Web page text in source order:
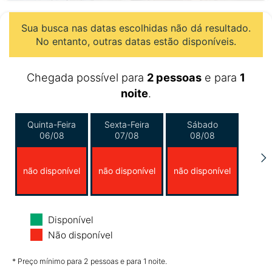
Sua busca nas datas escolhidas não dá resultado.
No entanto, outras datas estão disponíveis.
Chegada possível para 2 pessoas e para 1
noite.
Quinta-Feira
06/08
não disponível
Sexta-Feira
07/08
não disponível
Sábado
08/08
não disponível
Domingo
09/08
não disponível não disponível
Disponível
Não disponível
* Preço mínimo para 2 pessoas e para 1 noite.